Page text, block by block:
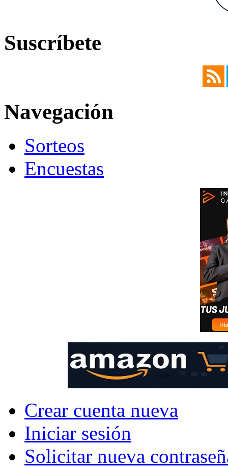
Suscríbete
Navegación
Sorteos
Encuestas
Crear cuenta nueva
Iniciar sesión
Solicitar nueva